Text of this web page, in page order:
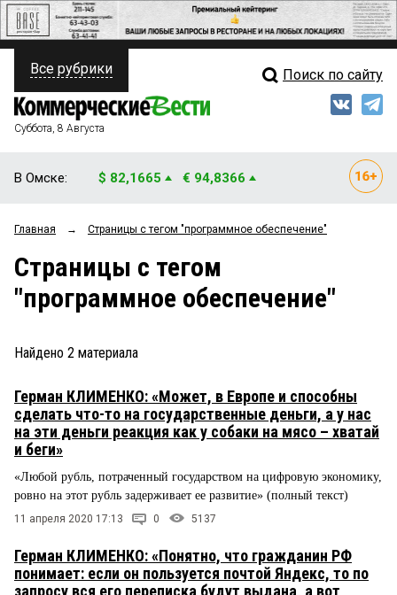
ПОЛИТИКА
ФИНАНСЫ
ОБЩЕСТВО
ЗАКОН
НОВОСТИ КОМПАНИЙ
ПРОИСШЕСТВИЯ
СТИЛЬ ЖИЗНИ
Свежий выпуск
Мнения
Блоги
Все рубрики Поиск по сайту
Суббота, 8 Августа
В Омске: $ 82,1665 € 94,8366
Главная → Страницы c тегом "программное обеспечение"
Страницы c тегом
"программное обеспечение"
Найдено 2 материала
Герман КЛИМЕНКО: «Может, в Европе и способны
сделать что-то на государственные деньги, а у нас
на эти деньги реакция как у собаки на мясо – хватай
и беги»
«Любой рубль, потраченный государством на цифровую экономику,
ровно на этот рубль задерживает ее развитие» (полный текст)
11 апреля 2020 17:13 0 5137
Герман КЛИМЕНКО: «Понятно, что гражданин РФ
понимает: если он пользуется почтой Яндекс, то по
запросу вся его переписка будут выдана, а вот